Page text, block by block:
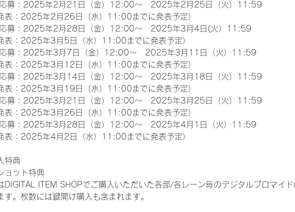
募：2025年2月21日（金）12:00～　2025年2月25日（火）11:59
表：2025年2月26日（水）11:00までに発表予定）
募：2025年2月28日（金）12:00～　2025年3月4日(火）11:59
表：2025年3月5日（水）11:00までに発表予定）
募：2025年3月7日（金）12:00～　2025年3月11日（火）11:59
表：2025年3月12日（水）11:00までに発表予定）
募：2025年3月14日（金）12:00～　2025年3月18日（火）11:59
表：2025年3月19日（水）11:00までに発表予定）
募：2025年3月21日（金）12:00～　2025年3月25日（火）11:59
表：2025年3月26日（水）11:00までに発表予定）
募：2025年3月28日（金）12:00～　2025年4月1日（火）11:59
表：2025年4月2日（水）11:00までに発表予定）
特典
ョット特典
DIGITAL ITEM SHOPでご購入いただいた各部/各レーン毎のデジタルブロマイ
す。枚数には鍵開け購入も含まれます。